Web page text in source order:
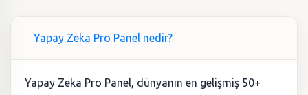
Yapay Zeka Pro Panel nedir?
Yapay Zeka Pro Panel, dünyanın en gelişmiş 50+